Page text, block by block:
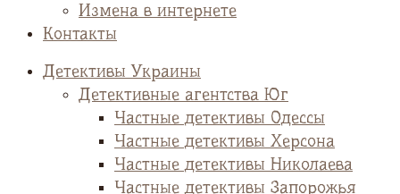
Измена в интернете
Контакты
Детективы Украины
Детективные агентства Юг
Частные детективы Одессы
Частные детективы Херсона
Частные детективы Николаева
Частные детективы Запорожья